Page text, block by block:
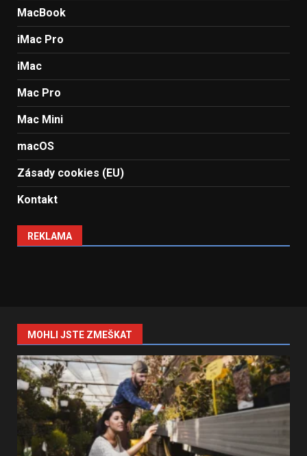
MacBook
iMac Pro
iMac
Mac Pro
Mac Mini
macOS
Zásady cookies (EU)
Kontakt
REKLAMA
MOHLI JSTE ZMEŠKAT